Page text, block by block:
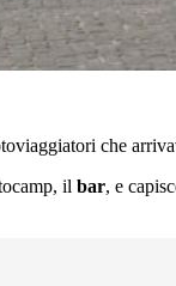
che
il bar, e